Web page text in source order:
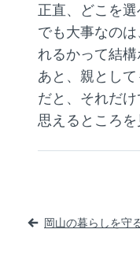
正直、どこを
でも大事なの
れるかって結
あと、親とし
だと、それだ
思えるところを
投岡山の暮らしを守